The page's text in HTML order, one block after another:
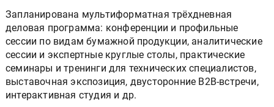
Запланирована мультиформатная трёхдневная
деловая программа: конференции и профильные
сессии по видам бумажной продукции, аналитические
сессии и экспертные круглые столы, практические
семинары и тренинги для технических специалистов,
выставочная экспозиция, двусторонние B2B-встречи,
интерактивная студия и др.